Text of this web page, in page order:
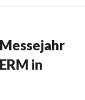
in